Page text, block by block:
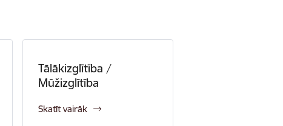
Tālākizglītība /
Mūžizglītība
Skatīt vairāk